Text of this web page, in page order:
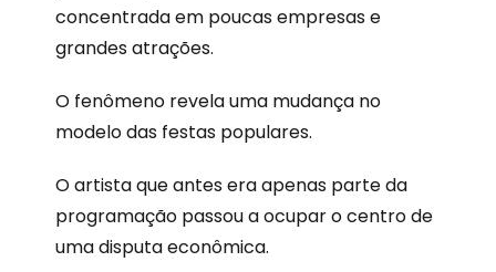
concentrada em poucas empresas e
grandes atrações.
O fenômeno revela uma mudança no
modelo das festas populares.
O artista que antes era apenas parte da
programação passou a ocupar o centro de
uma disputa econômica.